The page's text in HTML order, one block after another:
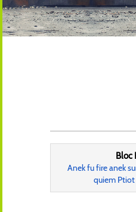
Bloc
Anek fu fire anek
quiem